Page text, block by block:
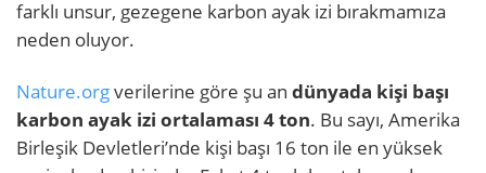
farklı unsur, gezegene karbon ayak izi bırakmamıza
neden oluyor.
Nature.orgverilerine göre şu an dünyada kişi başı
karbon ayak izi ortalaması 4 ton. Bu sayı, Amerika
Birleşik Devletleri’nde kişi başı 16 ton ile en yüksek